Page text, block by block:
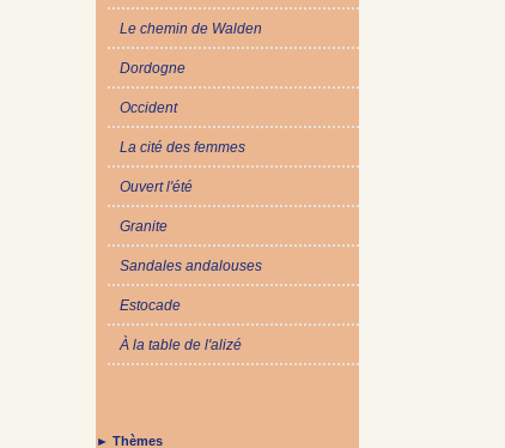
Le chemin de Walden
Dordogne
Occident
La cité des femmes
Ouvert l'été
Granite
Sandales andalouses
Estocade
À la table de l'alizé
► Thèmes